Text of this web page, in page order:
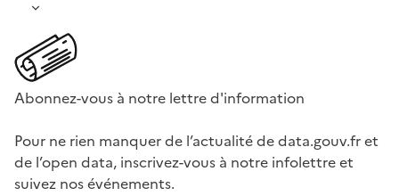
Abonnez-vous à notre lettre d'information
Pour ne rien manquer de l’actualité de data.gouv.fr et
de l’open data, inscrivez-vous à notre infolettre et
suivez nos événements.